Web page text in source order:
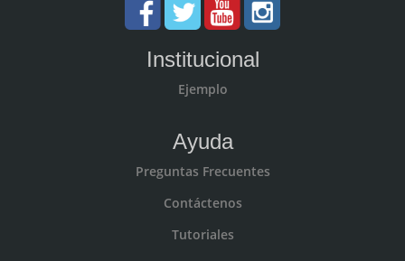
Institucional
Ejemplo
Ayuda
Preguntas Frecuentes
Contáctenos
Tutoriales